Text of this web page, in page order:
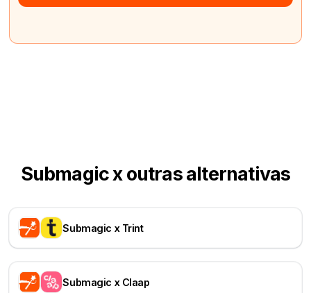
Submagic x outras alternativas
Submagic x Trint
Submagic x Claap